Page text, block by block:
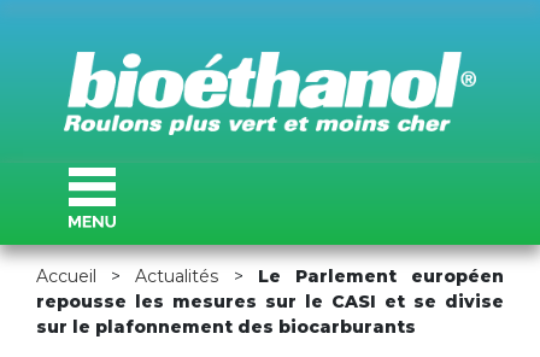
Accueil >Actualités > Le Parlement européen
repousse les mesures sur le CASI et se divise
sur le plafonnement des biocarburants